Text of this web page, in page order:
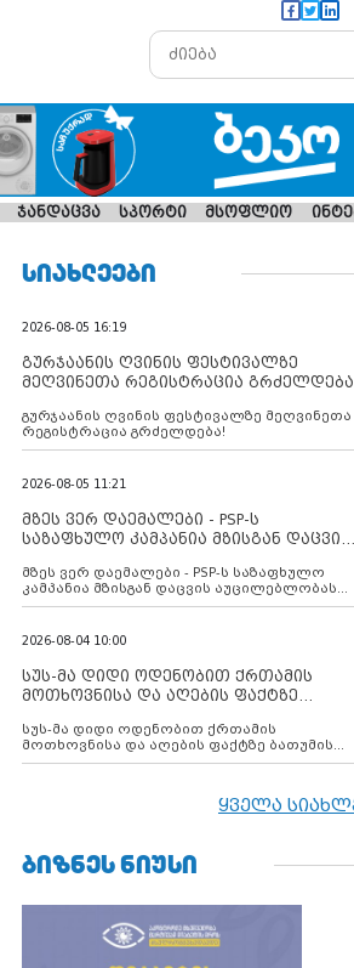
ჯანდაცვა სპორტი მსოფლიო
ᲡᲘᲐᲮᲚᲔᲔᲑᲘ
2026-08-05 16:19
გურჯაანის ღვინის ფესტივალზე
მეღვინეთა რეგისტრაცია
გურჯაანის ღვინის ფესტივალზე მეღვინეთა
რეგისტრაცია გრძელდება!
2026-08-05 11:21
მზეს ვერ დაემალები - PSP-ს
საზაფხულო კამპანია მზისგან დაცვის
მზეს ვერ დაემალები - PSP-ს საზაფხულო
კამპანია მზისგან დაცვის აუცილებლობას
გვახსენებს
2026-08-04 10:00
სუს-მა დიდი ოდენობით ქრთამის
მოთხოვნისა და აღების ფაქტზე
დააკავა
სუს-მა დიდი ოდენობით ქრთამის
მოთხოვნისა და აღების ფაქტზე ბათუმის
მერიის თანამშრომელი დააკავა
ყველა
ᲑᲘᲖᲜᲔᲡ ᲜᲘᲣᲡᲘ